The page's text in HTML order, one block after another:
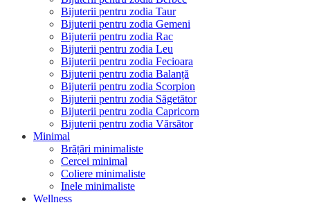
Bijuterii pentru zodia Taur
Bijuterii pentru zodia Gemeni
Bijuterii pentru zodia Rac
Bijuterii pentru zodia Leu
Bijuterii pentru zodia Fecioara
Bijuterii pentru zodia Balanță
Bijuterii pentru zodia Scorpion
Bijuterii pentru zodia Săgetător
Bijuterii pentru zodia Capricorn
Bijuterii pentru zodia Vărsător
Minimal
Brățări minimaliste
Cercei minimal
Coliere minimaliste
Inele minimaliste
Wellness